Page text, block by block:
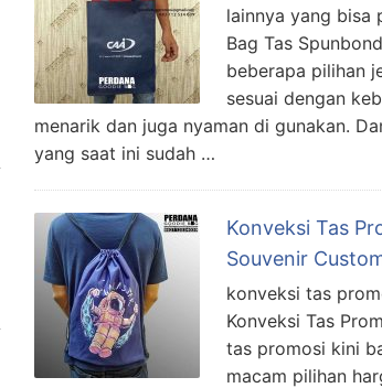
lainnya yang bisa
Bag Tas
beberapa pilihan
sesuai dengan
menarik dan juga nyaman di gunakan.
yang saat ini sudah …
Konveksi Tas
Souvenir
konveksi tas
Konveksi Tas
tas promosi kini
macam pilihan